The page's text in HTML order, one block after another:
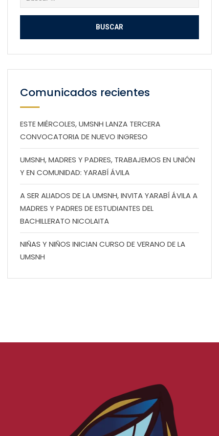
Comunicados recientes
ESTE MIÉRCOLES, UMSNH LANZA TERCERA
CONVOCATORIA DE NUEVO INGRESO
UMSNH, MADRES Y PADRES, TRABAJEMOS EN UNIÓN
Y EN COMUNIDAD: YARABÍ ÁVILA
A SER ALIADOS DE LA UMSNH, INVITA YARABÍ ÁVILA A
MADRES Y PADRES DE ESTUDIANTES DEL
BACHILLERATO NICOLAITA
NIÑAS Y NIÑOS INICIAN CURSO DE VERANO DE LA
UMSNH